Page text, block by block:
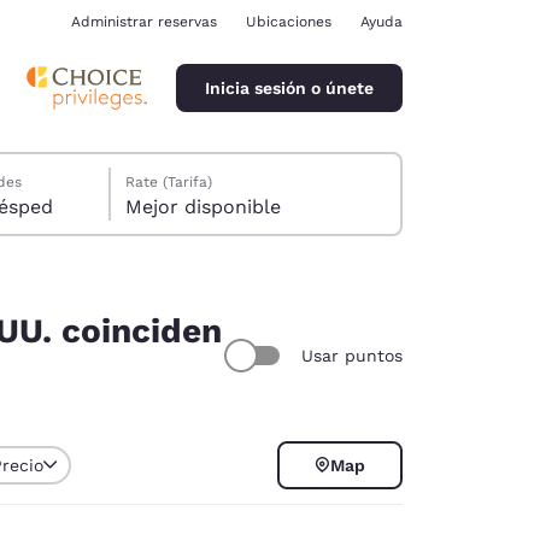
Administrar reservas Ubicaciones Ayuda
Inicia sesión o únete
1 huésped
Rate (Tarifa)
Mejor disponible
coinciden
Usar puntos
Map